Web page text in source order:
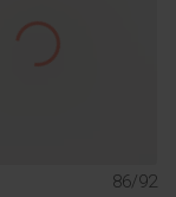
86/92